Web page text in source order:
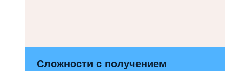
Сложности с получением